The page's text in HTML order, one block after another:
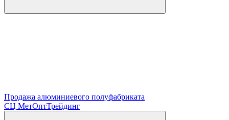
Продажа алюминиевого полуфабриката
СЦ МетОптТрейдинг